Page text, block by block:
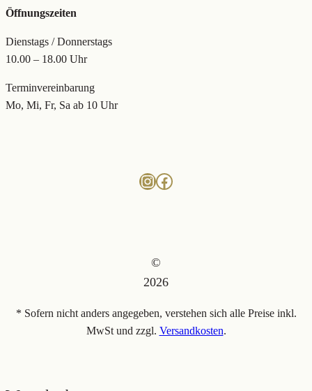
Öffnungszeiten
Dienstags / Donnerstags
10.00 – 18.00 Uhr
Terminvereinbarung
Mo, Mi, Fr, Sa ab 10 Uhr
Instagram
Facebook
©
2026
* Sofern nicht anders angegeben, verstehen sich alle Preise inkl.
MwSt und zzgl. Versandkosten.